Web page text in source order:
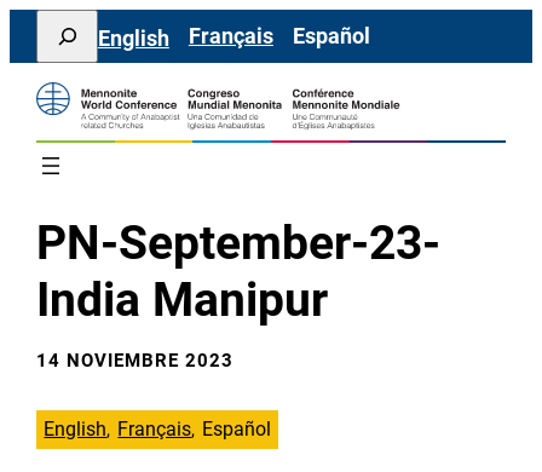
Saltar
contenido
Search
English Français Español
PN-September-23-
India Manipur
14 NOVIEMBRE 2023
English Français Español